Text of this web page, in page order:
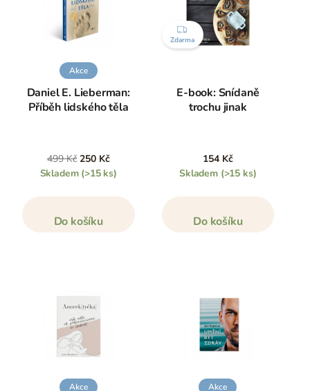
Akce
Daniel E. Lieberman:
Příběh lidského těla
499 Kč 250 Kč
Skladem (>15 ks)
Do košíku
ZDARMA
Zdarma
E-book: Snídaně
trochu jinak
154 Kč
Skladem (>15 ks)
Do košíku
Akce Akce